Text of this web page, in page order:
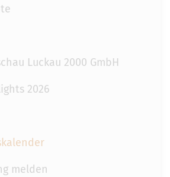
Luckau 2000 GmbH
2026
melden